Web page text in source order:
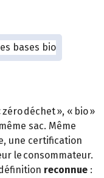
déchet », « bio »
sac. Même
une certification
le consommateur.
reconnue :